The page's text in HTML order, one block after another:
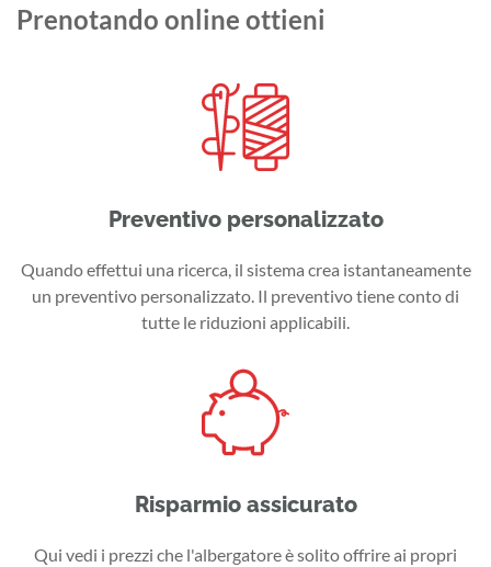
Prenotando online ottieni
Preventivo personalizzato
Quando effettui una ricerca, il sistema crea istantaneamente
un preventivo personalizzato. Il preventivo tiene conto di
tutte le riduzioni applicabili.
Risparmio assicurato
Qui vedi i prezzi che l'albergatore è solito offrire ai propri